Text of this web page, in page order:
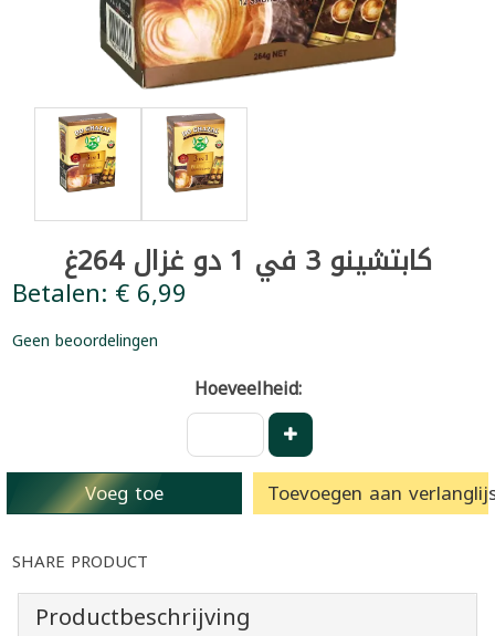
كابتشينو 3 في 1 دو غزال 264غ
Betalen: € 6,99
Geen beoordelingen
Hoeveelheid:
Voeg toe Toevoegen aan
SHARE PRODUCT
Productbeschrijving